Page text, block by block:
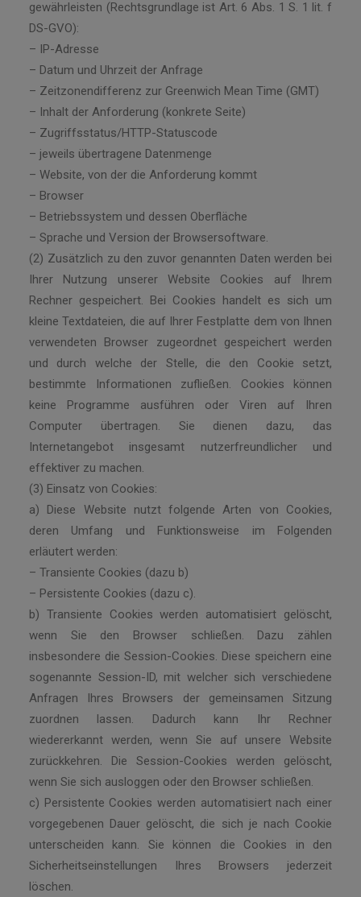
gewährleisten (Rechtsgrundlage ist Art. 6 Abs. 1 S. 1 lit. f
DS-GVO):
– IP-Adresse
– Datum und Uhrzeit der Anfrage
– Zeitzonendifferenz zur Greenwich Mean Time (GMT)
– Inhalt der Anforderung (konkrete Seite)
– Zugriffsstatus/HTTP-Statuscode
– jeweils übertragene Datenmenge
– Website, von der die Anforderung kommt
– Browser
– Betriebssystem und dessen Oberfläche
– Sprache und Version der Browsersoftware.
(2) Zusätzlich zu den zuvor genannten Daten werden bei
Ihrer Nutzung unserer Website Cookies auf Ihrem
Rechner gespeichert. Bei Cookies handelt es sich um
kleine Textdateien, die auf Ihrer Festplatte dem von Ihnen
verwendeten Browser zugeordnet gespeichert werden
und durch welche der Stelle, die den Cookie setzt,
bestimmte Informationen zufließen. Cookies können
keine Programme ausführen oder Viren auf Ihren
Computer übertragen. Sie dienen dazu, das
Internetangebot insgesamt nutzerfreundlicher und
effektiver zu machen.
(3) Einsatz von Cookies:
a) Diese Website nutzt folgende Arten von Cookies,
deren Umfang und Funktionsweise im Folgenden
erläutert werden:
– Transiente Cookies (dazu b)
– Persistente Cookies (dazu c).
b) Transiente Cookies werden automatisiert gelöscht,
wenn Sie den Browser schließen. Dazu zählen
insbesondere die Session-Cookies. Diese speichern eine
sogenannte Session-ID, mit welcher sich verschiedene
Anfragen Ihres Browsers der gemeinsamen Sitzung
zuordnen lassen. Dadurch kann Ihr Rechner
wiedererkannt werden, wenn Sie auf unsere Website
zurückkehren. Die Session-Cookies werden gelöscht,
wenn Sie sich ausloggen oder den Browser schließen.
c) Persistente Cookies werden automatisiert nach einer
vorgegebenen Dauer gelöscht, die sich je nach Cookie
unterscheiden kann. Sie können die Cookies in den
Sicherheitseinstellungen Ihres Browsers jederzeit
löschen.